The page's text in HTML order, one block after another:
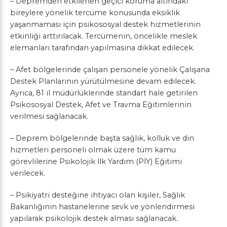
bireylere yönelik tercüme konusunda eksiklik
yaşanmaması için psikososyal destek hizmetlerinin
etkinliği arttırılacak. Tercümenin, öncelikle meslek
elemanları tarafından yapılmasına dikkat edilecek.
– Afet bölgelerinde çalışan personele yönelik Çalışana
Destek Planlarının yürütülmesine devam edilecek.
Ayrıca, 81 il müdürlüklerinde standart hale getirilen
Psikososyal Destek, Afet ve Travma Eğitimlerinin
verilmesi sağlanacak.
– Deprem bölgelerinde başta sağlık, kolluk ve din
hizmetleri personeli olmak üzere tüm kamu
görevlilerine Psikolojik İlk Yardım (PİY) Eğitimi
verilecek.
– Psikiyatri desteğine ihtiyacı olan kişiler, Sağlık
Bakanlığının hastanelerine sevk ve yönlendirmesi
yapılarak psikolojik destek alması sağlanacak.